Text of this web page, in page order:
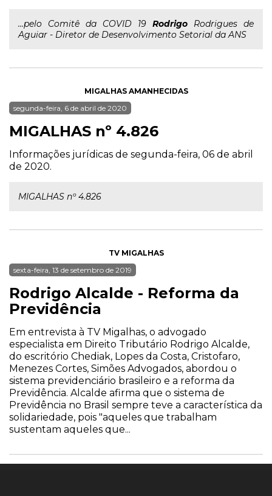
...pelo Comitê da COVID 19 Rodrigo Rodrigues de
Aguiar - Diretor de Desenvolvimento Setorial da ANS
MIGALHAS AMANHECIDAS
segunda-feira, 6 de abril de 2020
MIGALHAS nº 4.826
Informações jurídicas de segunda-feira, 06 de abril
de 2020.
MIGALHAS nº 4.826
TV MIGALHAS
sexta-feira, 13 de setembro de 2019
Rodrigo Alcalde - Reforma da
Previdência
Em entrevista à TV Migalhas, o advogado
especialista em Direito Tributário Rodrigo Alcalde,
do escritório Chediak, Lopes da Costa, Cristofaro,
Menezes Cortes, Simões Advogados, abordou o
sistema previdenciário brasileiro e a reforma da
Previdência. Alcalde afirma que o sistema de
Previdência no Brasil sempre teve a característica da
solidariedade, pois "aqueles que trabalham
sustentam aqueles que...